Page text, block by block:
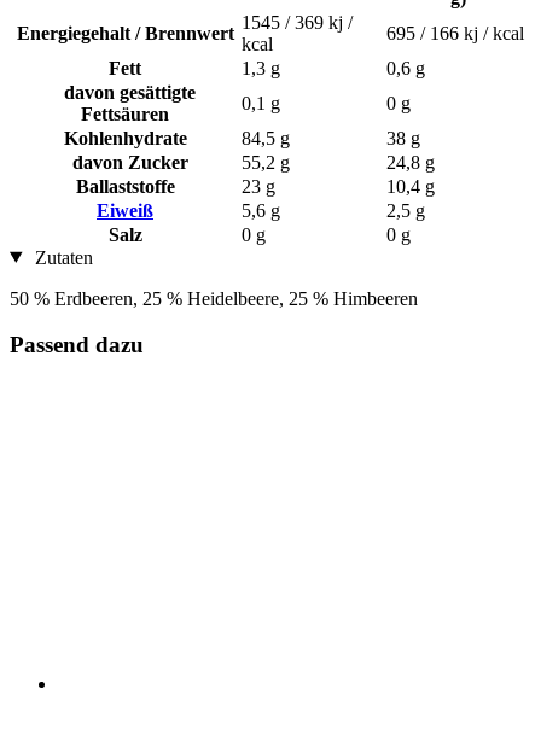
Energiegehalt / Brennwert
1545 / 369 kj /
kcal
695 / 166 kj / kcal
Fett
1,3 g
0,6 g
davon gesättigte
Fettsäuren
0,1 g
0 g
Kohlenhydrate
84,5 g
38 g
davon Zucker
55,2 g
24,8 g
Ballaststoffe
23 g
10,4 g
Eiweiß
5,6 g
2,5 g
Salz
0 g
0 g
Zutaten
50 % Erdbeeren, 25 % Heidelbeere, 25 % Himbeeren
Passend dazu